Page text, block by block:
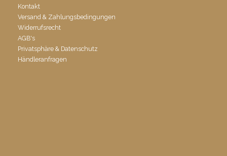
Kontakt
Versand & Zahlungsbedingungen
Widerrufsrecht
AGB's
Privatsphäre & Datenschutz
Händleranfragen